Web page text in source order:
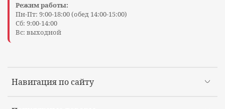
Навигация по сайту
Режим работы:
Пн-Пт: 9:00-18:00 (обед 14:00-15:00)
Сб: 9:00-14:00
Вс: выходной